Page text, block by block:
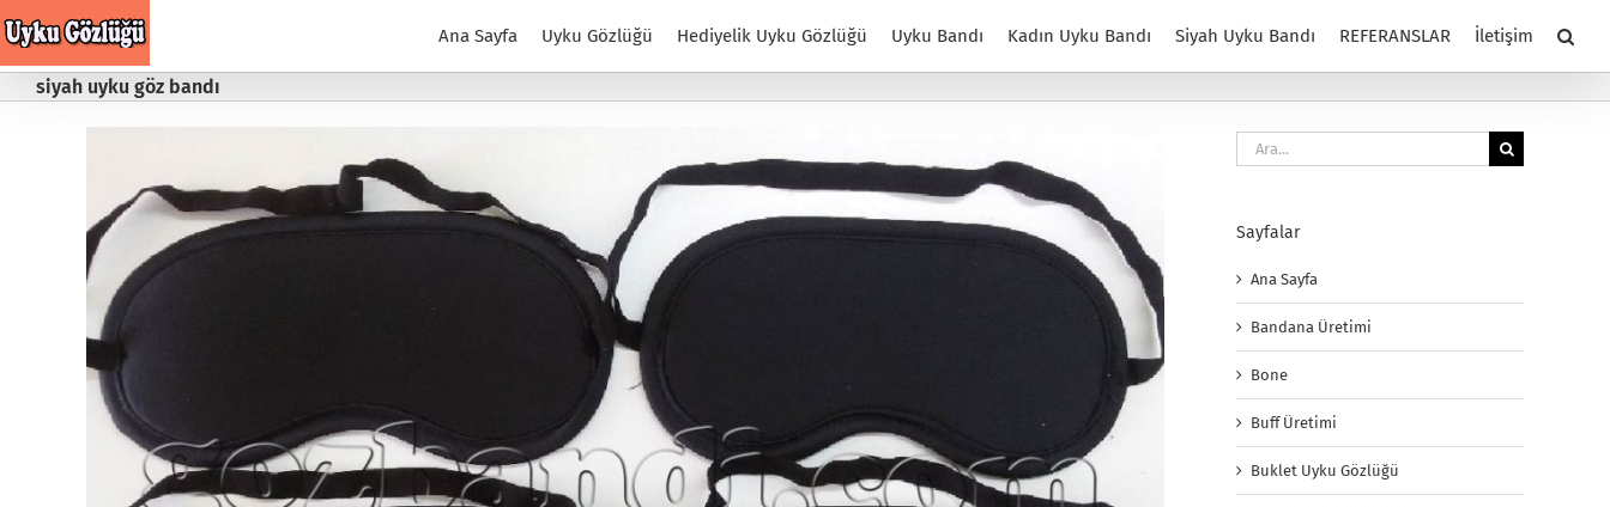
to
Ana Sayfa Uyku Gözlüğü Hediyelik Uyku Gözlüğü Uyku Bandı Kadın Uyku Bandı Siyah Uyku Bandı REFERANSLAR İletişim
siyah uyku göz bandı
Ara:
Sayfalar
Ana Sayfa
Bandana Üretimi
Bone
Buff Üretimi
Buklet Uyku Gözlüğü